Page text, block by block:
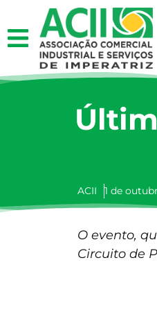
ACII 1 de
O evento,
Circuito de